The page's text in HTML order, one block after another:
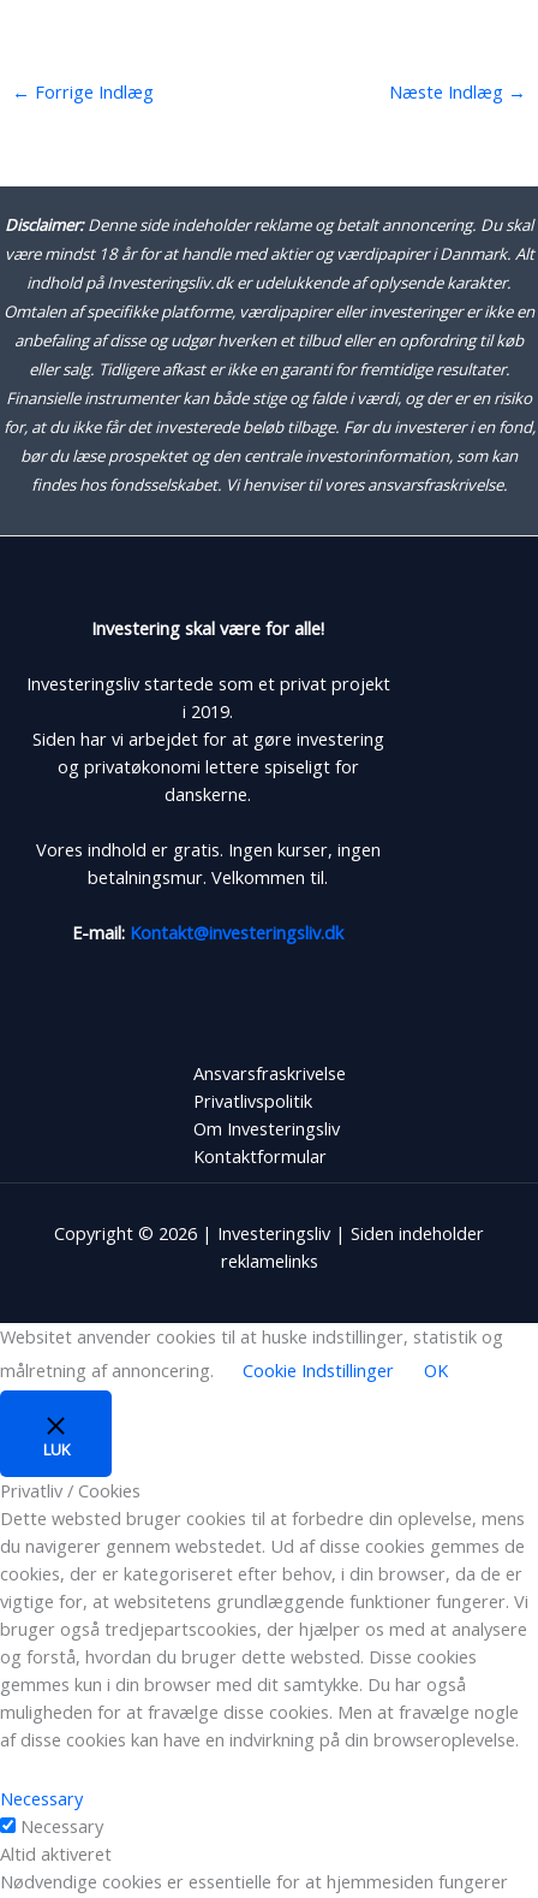
← Forrige Indlæg Næste Indlæg →
Disclaimer:Denne side indeholder reklame og betalt annoncering. Du skal
være mindst 18 år for at handle med aktier og værdipapirer i Danmark. Alt
indhold på Investeringsliv.dk er udelukkende af oplysende karakter.
Omtalen af specifikke platforme, værdipapirer eller investeringer er ikke en
anbefaling af disse og udgør hverken et tilbud eller en opfordring til køb
eller salg. Tidligere afkast er ikke en garanti for fremtidige resultater.
Finansielle instrumenter kan både stige og falde i værdi, og der er en risiko
for, at du ikke får det investerede beløb tilbage. Før du investerer i en fond,
bør du læse prospektet og den centrale investorinformation, som kan
findes hos fondsselskabet. Vi henviser til vores ansvarsfraskrivelse.
Investering skal være for alle!
Investeringsliv startede som et privat projekt
i 2019.
Siden har vi arbejdet for at gøre investering
og privatøkonomi lettere spiseligt for
danskerne.
Vores indhold er gratis. Ingen kurser, ingen
betalningsmur. Velkommen til.
E-mail: Kontakt@investeringsliv.dk
Ansvarsfraskrivelse
Privatlivspolitik
Om Investeringsliv
Kontaktformular
Copyright © 2026 | Investeringsliv | Siden indeholder
reklamelinks
Websitet anvender cookies til at huske indstillinger, statistik og
målretning af annoncering.
Cookie Indstillinger OK
LUK
Privatliv / Cookies
Dette websted bruger cookies til at forbedre din oplevelse, mens
du navigerer gennem webstedet. Ud af disse cookies gemmes de
cookies, der er kategoriseret efter behov, i din browser, da de er
vigtige for, at websitetens grundlæggende funktioner fungerer. Vi
bruger også tredjepartscookies, der hjælper os med at analysere
og forstå, hvordan du bruger dette websted. Disse cookies
gemmes kun i din browser med dit samtykke. Du har også
muligheden for at fravælge disse cookies. Men at fravælge nogle
af disse cookies kan have en indvirkning på din browseroplevelse.
Necessary
Necessary
Altid aktiveret
Nødvendige cookies er essentielle for at hjemmesiden fungerer